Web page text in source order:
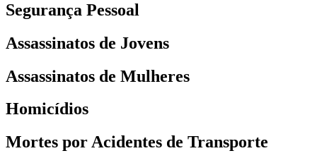
Segurança Pessoal
Assassinatos de Jovens
Assassinatos de Mulheres
Homicídios
Mortes por Acidentes de Transporte